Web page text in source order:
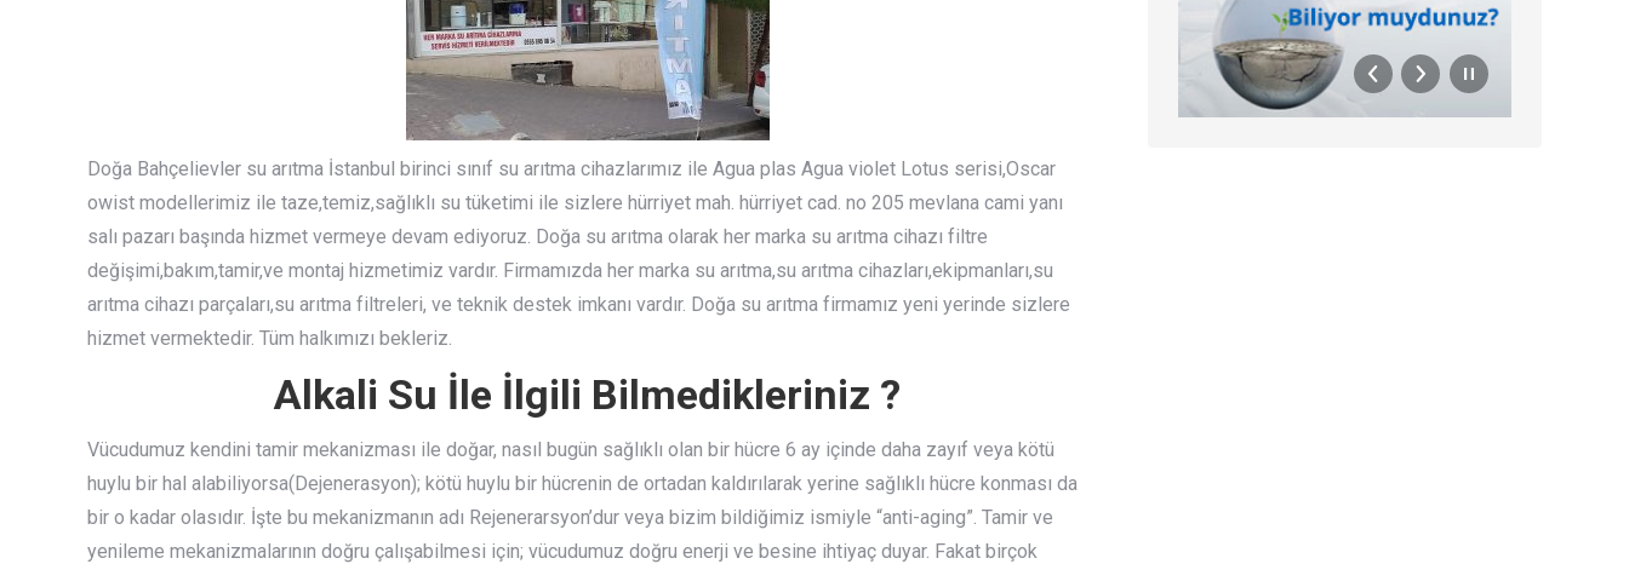
Doğa Bahçelievler su arıtma İstanbul birinci sınıf su arıtma cihazlarımız ile Agua plas Agua violet Lotus serisi,Oscar
owist modellerimiz ile taze,temiz,sağlıklı su tüketimi ile sizlere hürriyet mah. hürriyet cad. no 205 mevlana cami yanı
salı pazarı başında hizmet vermeye devam ediyoruz. Doğa su arıtma olarak her marka su arıtma cihazı filtre
değişimi,bakım,tamir,ve montaj hizmetimiz vardır. Firmamızda her marka su arıtma,su arıtma cihazları,ekipmanları,su
arıtma cihazı parçaları,su arıtma filtreleri, ve teknik destek imkanı vardır. Doğa su arıtma firmamız yeni yerinde sizlere
hizmet vermektedir. Tüm halkımızı bekleriz.
Alkali Su İle İlgili Bilmedikleriniz ?
Vücudumuz kendini tamir mekanizması ile doğar, nasıl bugün sağlıklı olan bir hücre 6 ay içinde daha zayıf veya kötü
huylu bir hal alabiliyorsa(Dejenerasyon); kötü huylu bir hücrenin de ortadan kaldırılarak yerine sağlıklı hücre konması da
bir o kadar olasıdır. İşte bu mekanizmanın adı Rejenerarsyon’dur veya bizim bildiğimiz ismiyle “anti-aging”. Tamir ve
yenileme mekanizmalarının doğru çalışabilmesi için; vücudumuz doğru enerji ve besine ihtiyaç duyar. Fakat birçok